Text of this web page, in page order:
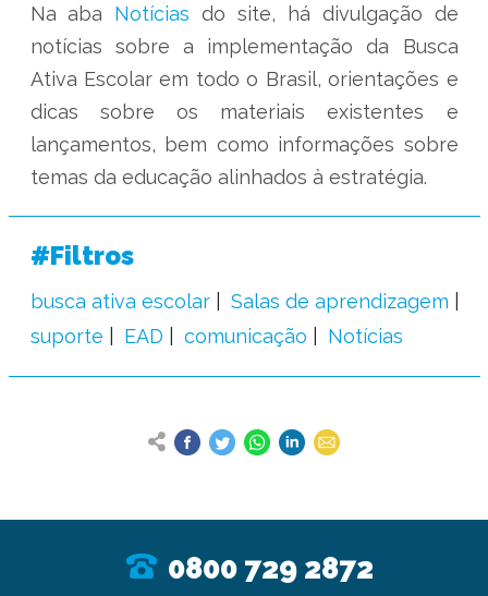
Na aba Notícias do site, há divulgação de
notícias sobre a implementação da Busca
Ativa Escolar em todo o Brasil, orientações e
dicas sobre os materiais existentes e
lançamentos, bem como informações sobre
temas da educação alinhados à estratégia.
#Filtros
busca ativa escolar
Salas de aprendizagem
suporte
EAD comunicação Notícias
0800 729 2872